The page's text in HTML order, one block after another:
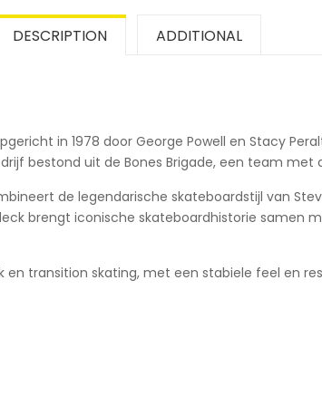
DESCRIPTION ADDITIONAL
in 1978 door George Powell en Stacy
bestond uit de Bones Brigade, een team met
de legendarische skateboardstijl van
brengt iconische skateboardhistorie samen
transition skating, met een stabiele feel en